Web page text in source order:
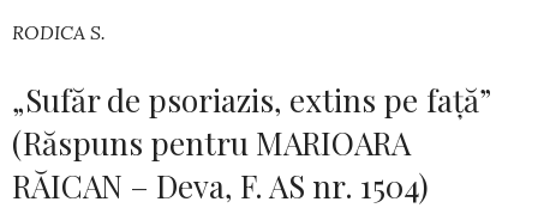
RODICA S.
„Sufăr de psoriazis, extins pe față”
(Răspuns pentru MARIOARA
RĂICAN – Deva, F. AS nr. 1504)